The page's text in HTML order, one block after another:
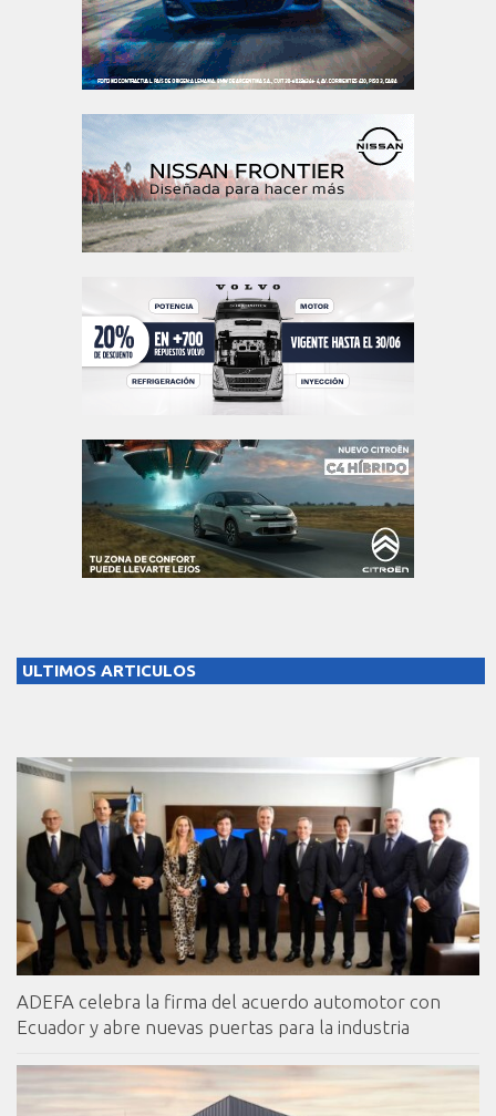
ULTIMOS ARTICULOS
ADEFA celebra la firma del acuerdo automotor con
Ecuador y abre nuevas puertas para la industria